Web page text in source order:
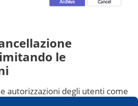
le
autorizzazioni degli utenti come